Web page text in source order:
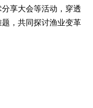
享大会等活动，穿透
，共同探讨渔业变革